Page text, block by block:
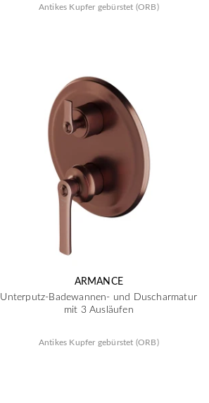
Antikes Kupfer gebürstet (ORB)
ARMANCE
Unterputz-Badewannen- und Duscharmatur
mit 3 Ausläufen
Antikes Kupfer gebürstet (ORB)